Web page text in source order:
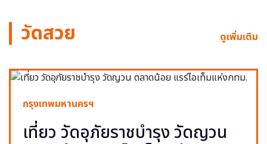
วัดสวย ดูเพิ่มเติม
กรุงเทพมหานครฯ
เที่ยว วัดอุภัยราชบำรุง วัดญวน